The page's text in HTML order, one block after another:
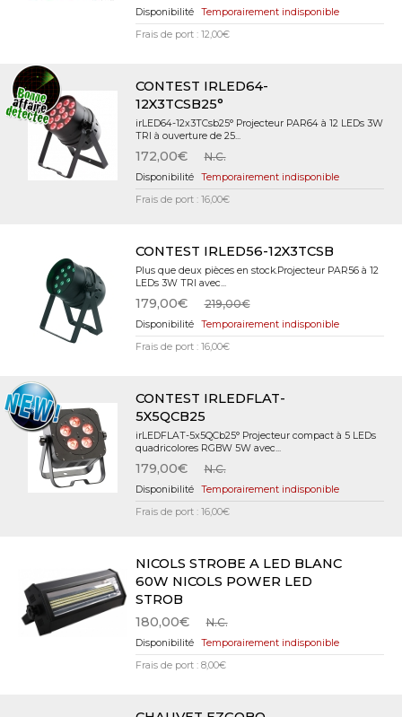
Temporairement indisponible
Frais de port : 12,00€
CONTEST IRLED64-
12X3TCSB25°
irLED64-12x3TCsb25° Projecteur PAR64 à 12 LEDs 3W
TRI à ouverture de 25...
172,00€ N.C.
Temporairement indisponible
Frais de port : 16,00€
CONTEST IRLED56-12X3TCSB
Plus que deux pièces en stock.Projecteur PAR56 à 12
LEDs 3W TRI avec...
179,00€ 219,00€
Temporairement indisponible
Frais de port : 16,00€
CONTEST IRLEDFLAT-
5X5QCB25
irLEDFLAT-5x5QCb25° Projecteur compact à 5 LEDs
quadricolores RGBW 5W avec...
179,00€ N.C.
Temporairement indisponible
Frais de port : 16,00€
NICOLS STROBE A LED BLANC
60W NICOLS POWER LED
STROB
180,00€
N.C.
Temporairement indisponible
Frais de port : 8,00€